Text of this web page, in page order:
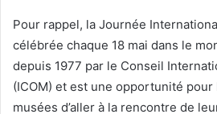
Pour rappel, la Journée
célébrée chaque 18 mai dans le
depuis 1977 par le Conseil
(ICOM) et est une opportunité
musées d’aller à la rencontre de